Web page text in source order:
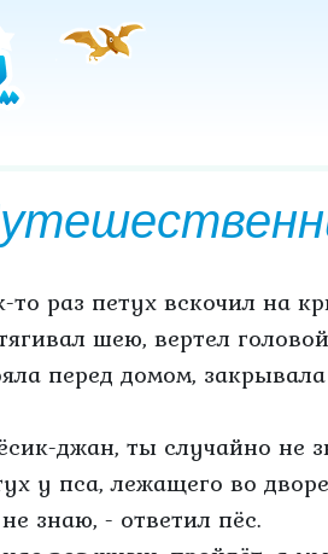
то раз петух вскочил на
шею, вертел
перед домом,
джан, ты случайно не
у пса, лежащего во
знаю, - ответил пёс.